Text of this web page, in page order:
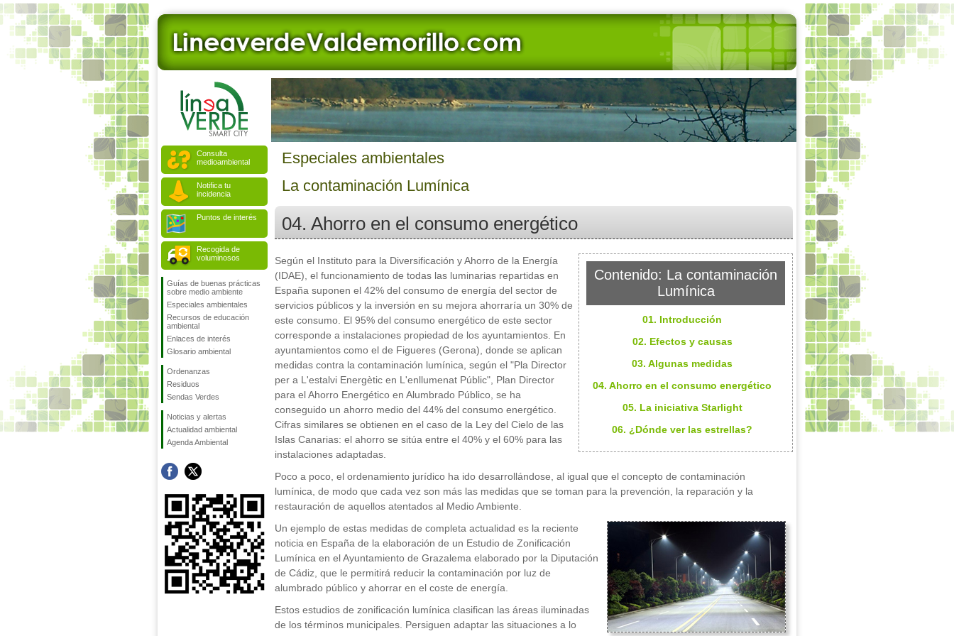
Consulta
medioambiental
Notifica tu
incidencia
Puntos de interés
Recogida de
voluminosos
Guías de buenas prácticas
sobre medio ambiente
Especiales ambientales
Recursos de educación
ambiental
Enlaces de interés
Glosario ambiental
Ordenanzas
Residuos
Sendas Verdes
Noticias y alertas
Actualidad ambiental
Agenda Ambiental
Especiales ambientales
La contaminación Lumínica
04. Ahorro en el consumo energético
Contenido: La contaminación
Lumínica
01. Introducción
02. Efectos y causas
03. Algunas medidas
04. Ahorro en el consumo energético
05. La iniciativa Starlight
06. ¿Dónde ver las estrellas?
Según el Instituto para la Diversificación y Ahorro de la Energía
(IDAE), el funcionamiento de todas las luminarias repartidas en
España suponen el 42% del consumo de energía del sector de
servicios públicos y la inversión en su mejora ahorraría un 30% de
este consumo. El 95% del consumo energético de este sector
corresponde a instalaciones propiedad de los ayuntamientos. En
ayuntamientos como el de Figueres (Gerona), donde se aplican
medidas contra la contaminación lumínica, según el "Pla Director
per a L'estalvi Energètic en L'enllumenat Públic", Plan Director
para el Ahorro Energético en Alumbrado Público, se ha
conseguido un ahorro medio del 44% del consumo energético.
Cifras similares se obtienen en el caso de la Ley del Cielo de las
Islas Canarias: el ahorro se sitúa entre el 40% y el 60% para las
instalaciones adaptadas.
Poco a poco, el ordenamiento jurídico ha ido desarrollándose, al igual que el concepto de contaminación
lumínica, de modo que cada vez son más las medidas que se toman para la prevención, la reparación y la
restauración de aquellos atentados al Medio Ambiente.
Un ejemplo de estas medidas de completa actualidad es la reciente
noticia en España de la elaboración de un Estudio de Zonificación
Lumínica en el Ayuntamiento de Grazalema elaborado por la Diputación
de Cádiz, que le permitirá reducir la contaminación por luz de
alumbrado público y ahorrar en el coste de energía.
Estos estudios de zonificación lumínica clasifican las áreas iluminadas
de los términos municipales. Persiguen adaptar las situaciones a lo